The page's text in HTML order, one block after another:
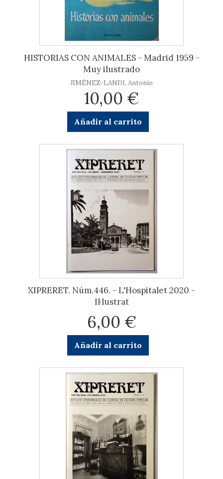
HISTORIAS CON ANIMALES - Madrid 1959 -
Muy ilustrado
JIMÉNEZ-LANDI, Antonio
10,00 €
Añadir al carrito
XIPRERET. Núm.446. - L'Hospitalet 2020 -
Il·lustrat
6,00 €
Añadir al carrito